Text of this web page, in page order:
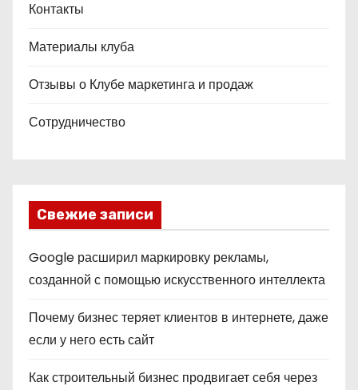
Контакты
Материалы клуба
Отзывы о Клубе маркетинга и продаж
Сотрудничество
Свежие записи
Google расширил маркировку рекламы,
созданной с помощью искусственного интеллекта
Почему бизнес теряет клиентов в интернете, даже
если у него есть сайт
Как строительный бизнес продвигает себя через